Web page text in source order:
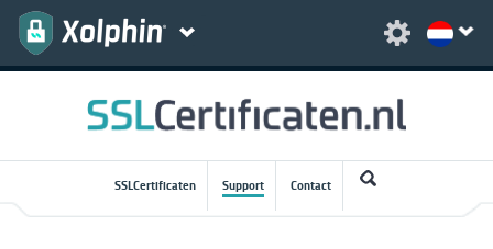
SSLCertificaten Support Contact